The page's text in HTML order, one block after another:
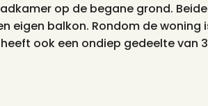
op de begane grond.
eigen balkon. Rondom de
ook een ondiep gedeelte van